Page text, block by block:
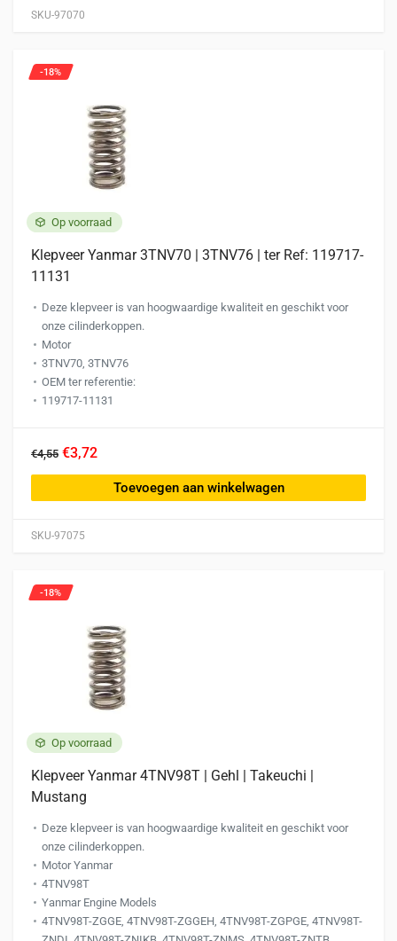
SKU-97070
Op voorraad
SKU-97075
-18%
Klepveer Yanmar 3TNV70 | 3TNV76 | ter Ref: 119717-
11131
Deze klepveer is van hoogwaardige kwaliteit en geschikt voor
onze cilinderkoppen.
Motor
3TNV70, 3TNV76
OEM ter referentie:
119717-11131
€4,55 €3,72
Toevoegen aan winkelwagen
Op voorraad
-18%
Klepveer Yanmar 4TNV98T | Gehl | Takeuchi |
Mustang
Deze klepveer is van hoogwaardige kwaliteit en geschikt voor
onze cilinderkoppen.
Motor Yanmar
4TNV98T
Yanmar Engine Models
4TNV98T-ZGGE, 4TNV98T-ZGGEH, 4TNV98T-ZGPGE, 4TNV98T-